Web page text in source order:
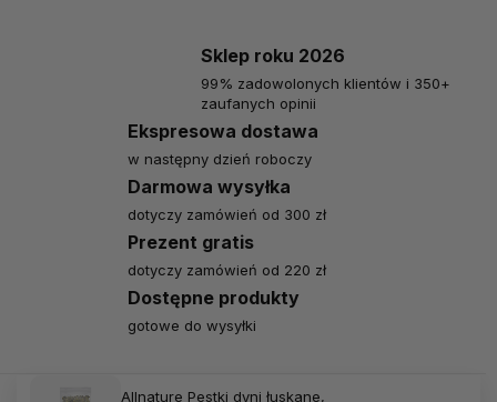
Ekspresowa dostawa
w następny dzień roboczy
Darmowa wysyłka
dotyczy zamówień od 300 zł
Prezent gratis
dotyczy zamówień od 220 zł
Dostępne produkty
gotowe do wysyłki
Sklep roku 2026
99% zadowolonych klientów i 350+
zaufanych opinii
Allnature Pestki dyni łuskane,